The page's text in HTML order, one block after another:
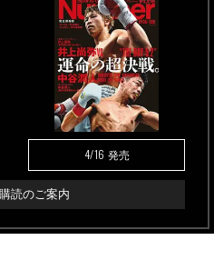
4/16 発売
読のご案内